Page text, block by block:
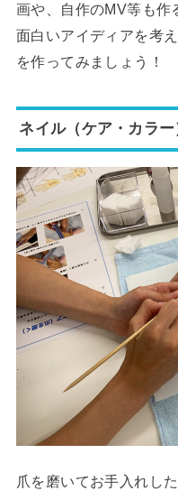
画や、自作のMV等も作
面白いアイディアを考
を作ってみましょう！
ネイル（ケア・カラー
爪を磨いてお手入れし